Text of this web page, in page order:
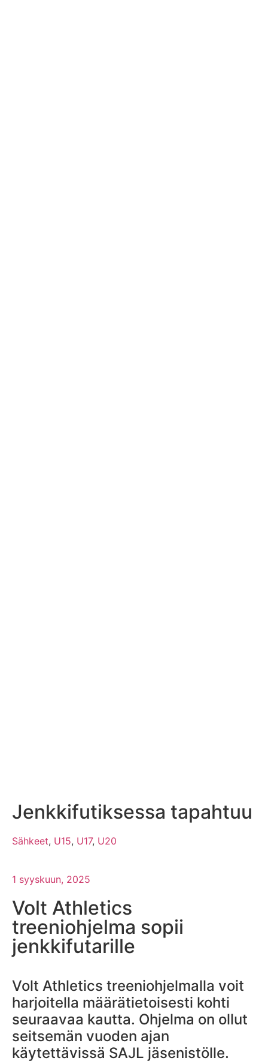
Jenkkifutiksessa tapahtuu
Sähkeet, U15, U17, U20
1 syyskuun, 2025
Volt Athletics
treeniohjelma sopii
jenkkifutarille
Volt Athletics treeniohjelmalla voit
harjoitella määrätietoisesti kohti
seuraavaa kautta. Ohjelma on ollut
seitsemän vuoden ajan
käytettävissä SAJL jäsenistölle.